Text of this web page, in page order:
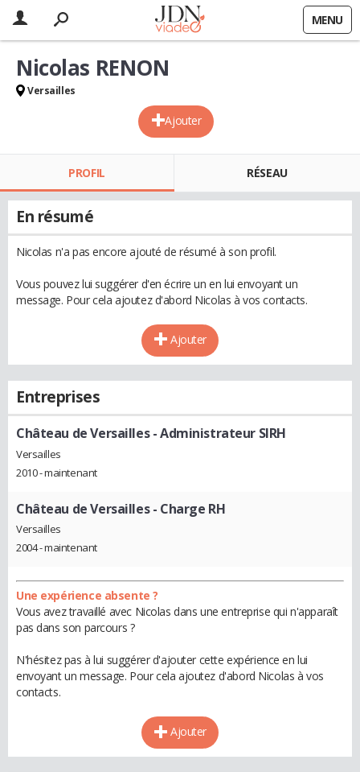
MENU
Ajouter
Nicolas RENON
Versailles
PROFIL RÉSEAU
En résumé
Nicolas n'a pas encore ajouté de résumé à son profil.
Vous pouvez lui suggérer d'en écrire un en lui envoyant un
message. Pour cela ajoutez d'abord Nicolas à vos contacts.
Ajouter
Entreprises
Château de Versailles- Administrateur SIRH
Versailles
2010 - maintenant
Château de Versailles- Charge RH
Versailles
2004 - maintenant
Une expérience absente ?
Vous avez travaillé avec Nicolas dans une entreprise qui n'apparaît
pas dans son parcours ?
N'hésitez pas à lui suggérer d'ajouter cette expérience en lui
envoyant un message. Pour cela ajoutez d'abord Nicolas à vos
contacts.
Ajouter